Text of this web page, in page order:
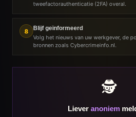
tweefactorauthenticatie (2FA) overal.
8
Blijf geïnformeerd
Volg het nieuws van uw werkgever, de
bronnen zoals Cybercrimeinfo.nl.
🕵️
Liever anoniem